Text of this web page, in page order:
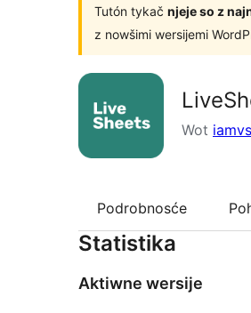
Tutón tykač njeje so z
z nowšimi wersijemi
Wot iamvs
Podrobnosće
Statistika
Aktiwne wersije